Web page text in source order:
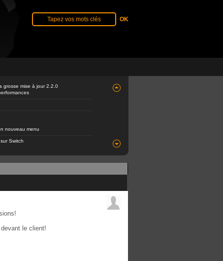
grosse mise à jour 2.2.0
nouveau menu
Switch
le client!